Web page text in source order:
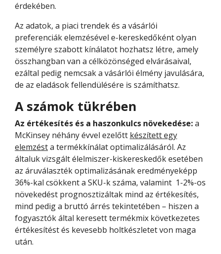
érdekében.
Az adatok, a piaci trendek és a vásárlói
preferenciák elemzésével e-kereskedőként olyan
személyre szabott kínálatot hozhatsz létre, amely
összhangban van a célközönséged elvárásaival,
ezáltal pedig nemcsak a vásárlói élmény javulására,
de az eladások fellendülésére is számíthatsz.
A számok tükrében
Az értékesítés és a haszonkulcs növekedése:a
McKinsey néhány évvel ezelőtt készített egy
elemzésta termékkínálat optimalizálásáról. Az
általuk vizsgált élelmiszer-kiskereskedők esetében
az áruválaszték optimalizásának eredményeképp
36%-kal csökkent a SKU-k száma, valamint 1-2%-os
növekedést prognosztizáltak mind az értékesítés,
mind pedig a bruttó árrés tekintetében – hiszen a
fogyasztók által keresett termékmix következetes
értékesítést és kevesebb holtkészletet von maga
után.